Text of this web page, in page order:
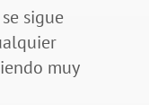
sigue
muy